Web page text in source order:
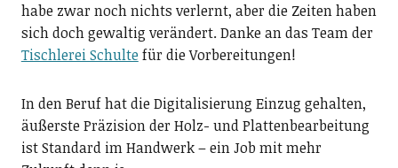
habe zwar noch nichts verlernt, aber die Zeiten haben
sich doch gewaltig verändert. Danke an das Team der
Tischlerei Schultefür die Vorbereitungen!
In den Beruf hat die Digitalisierung Einzug gehalten,
äußerste Präzision der Holz- und Plattenbearbeitung
ist Standard im Handwerk – ein Job mit mehr